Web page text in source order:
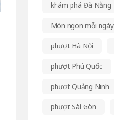
khám phá Đà Nẵng
Món ngon mỗi ngày
phượt Hà Nội
phượt Phú Quốc
phượt Quảng Ninh
phượt Sài Gòn